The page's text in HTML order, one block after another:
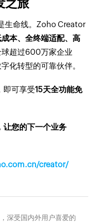
之旅
生命线。Zoho Creator
本、全终端适配、高
超过600万家企业
化转型的可靠伙伴。
即可享受15天全功能免
您的下一个业务
creator/
，深受国内外用户喜爱的